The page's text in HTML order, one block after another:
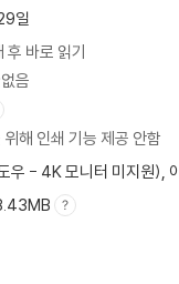
일
후 바로 읽기
음
해 인쇄 기능 제공 안함
우 - 4K 모니터 미지원),